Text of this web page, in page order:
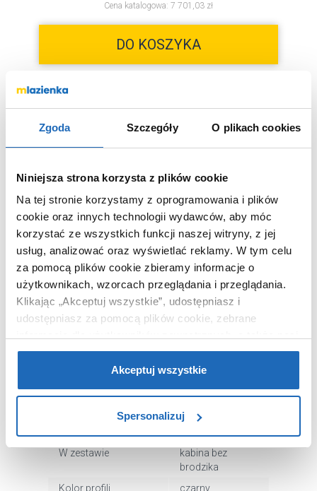
Zgoda Szczegóły O plikach cookies
Niniejsza strona korzysta z plików cookie
Na tej stronie korzystamy z oprogramowania i plików
cookie oraz innych technologii wydawców, aby móc
korzystać ze wszystkich funkcji naszej witryny, z jej
usług, analizować oraz wyświetlać reklamy. W tym celu
za pomocą plików cookie zbieramy informacje o
użytkownikach, wzorcach przeglądania i przeglądania.
Klikając „Akceptuj wszystkie”, udostępniasz i
udostępniasz za pomocą plików cookie, zebrane
partnerzy reklamowi.Jeśli chcesz, włącz „Tylko
wymagane pliki cookie”.Pamiętaj jednak, że
zablokowane niektóre pliki cookie mogą mieć wpływ na
Aby uzyskać więcej informacji na temat plików plików
cookie, kliknij „Ustawienia plików cookie”.
uzyskać więcej informacji na temat plików cookie i tego,
Akceptuj wszystkie
Spersonalizuj
Cena katalogowa: 7 701,03 zł
DO KOSZYKA
Chcesz zamówić telefonicznie?
Seria
Avexa Black XR
Nr katalogowy
EXK6930
Rodzaj
prostokątna
120 cm
Wysokość
200 cm
drzwi uchylne
Wypełnienie
szkło
przezroczyste
W zestawie
kabina bez
brodzika
Kolor profili
czarny